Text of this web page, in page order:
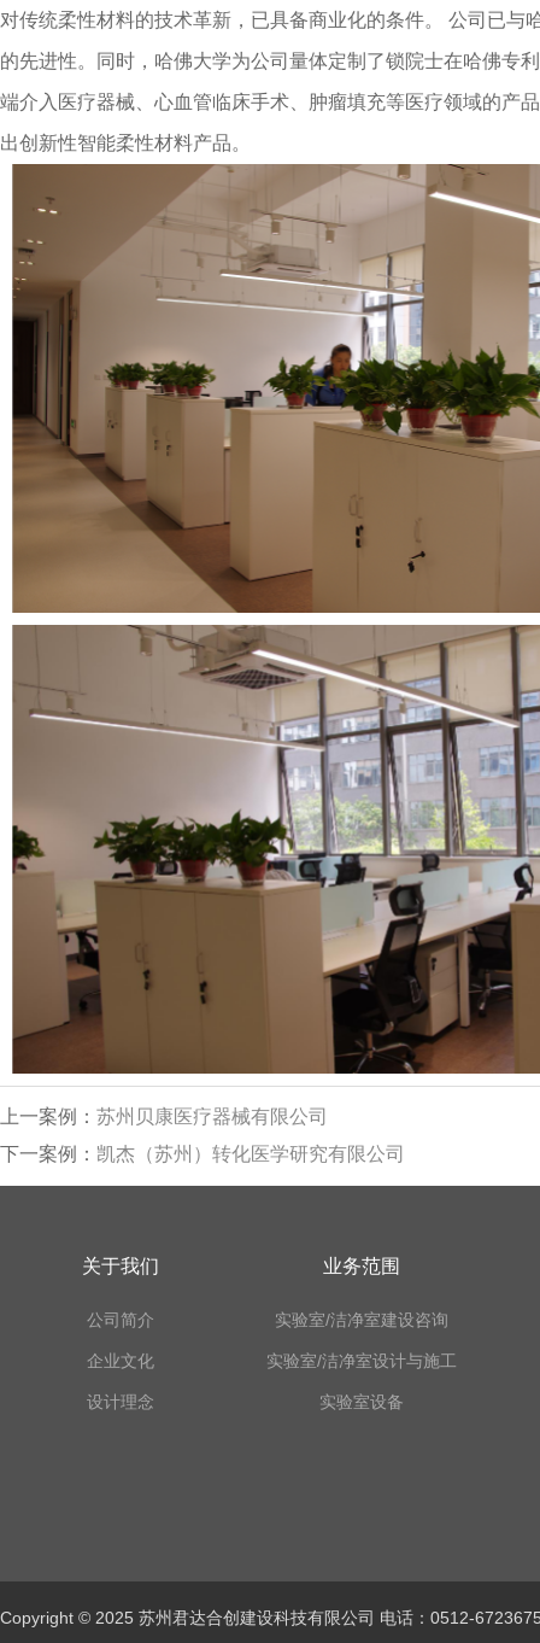
对传统柔性材料的技术革新，已具备商业化的条件。 公司已
的先进性。同时，哈佛大学为公司量体定制了锁院士在哈佛专
端介入医疗器械、心血管临床手术、肿瘤填充等医疗领域的产
出创新性智能柔性材料产品。
上一案例： 苏州贝康医疗器械有限公司
下一案例： 凯杰（苏州）转化医学研究有限公司
关于我们
公司简介
企业文化
设计理念
业务范围
实验室/洁净室建设咨询
实验室/洁净室设计与施工
实验室设备
Copyright © 2025 苏州君达合创建设科技有限公司 电话：0512-